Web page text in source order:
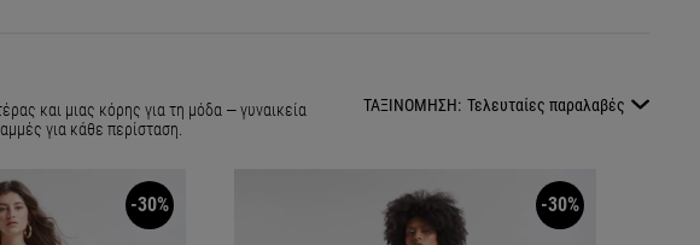
και μιας κόρης για τη μόδα — γυναικεία
για κάθε περίσταση.
ΤΑΞΙΝΟΜΗΣΗ: Τελευταίες παραλαβές
-30% -30%